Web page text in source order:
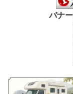
バナ